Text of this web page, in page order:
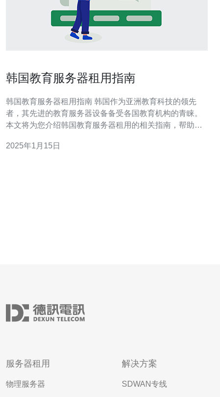
韩国教育服务器租用指南
韩国教育服务器租用指南 韩国作为亚洲教育科技的领先
者，其先进的教育服务器设备备受各国教育机构的青睐。
本文将为您介绍韩国教育服务器租用的相关指南，帮助您
择韩国教育服务器之前，首先要选择可靠的服务提
2025年1月15日
服务器租用
物理服务器
解决方案
SDWAN专线